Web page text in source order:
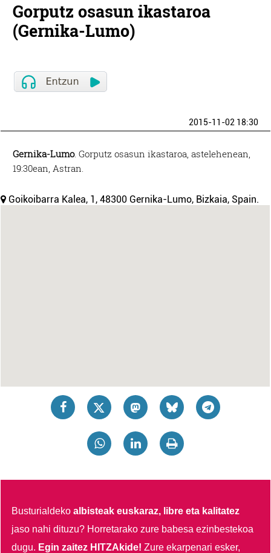
Gorputz osasun ikastaroa
(Gernika-Lumo)
2015-11-02 18:30
Gernika-Lumo. Gorputz osasun ikastaroa, astelehenean,
19:30ean, Astran.
Goikoibarra Kalea, 1, 48300 Gernika-Lumo, Bizkaia, Spain.
Busturialdekoalbisteak euskaraz, libre eta kalitatez
jaso nahi dituzu? Horretarako zure babesa ezinbestekoa
dugu. Egin zaitez HITZAkide!Zure ekarpenari esker,